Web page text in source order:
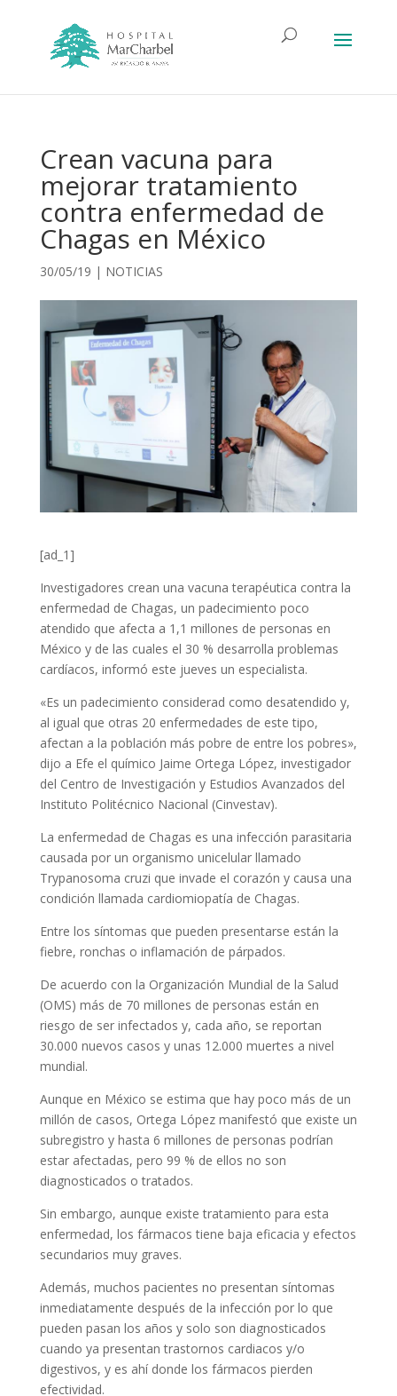
Crean vacuna para
mejorar tratamiento
contra enfermedad de
Chagas en México
30/05/19 | NOTICIAS
[ad_1]
Investigadores crean una vacuna terapéutica contra la
enfermedad de Chagas, un padecimiento poco
atendido que afecta a 1,1 millones de personas en
México y de las cuales el 30 % desarrolla problemas
cardíacos, informó este jueves un especialista.
«Es un padecimiento considerad como desatendido y,
al igual que otras 20 enfermedades de este tipo,
afectan a la población más pobre de entre los pobres»,
dijo a Efe el químico Jaime Ortega López, investigador
del Centro de Investigación y Estudios Avanzados del
Instituto Politécnico Nacional (Cinvestav).
La enfermedad de Chagas es una infección parasitaria
causada por un organismo unicelular llamado
Trypanosoma cruzi que invade el corazón y causa una
condición llamada cardiomiopatía de Chagas.
Entre los síntomas que pueden presentarse están la
fiebre, ronchas o inflamación de párpados.
De acuerdo con la Organización Mundial de la Salud
(OMS) más de 70 millones de personas están en
riesgo de ser infectados y, cada año, se reportan
30.000 nuevos casos y unas 12.000 muertes a nivel
mundial.
Aunque en México se estima que hay poco más de un
millón de casos, Ortega López manifestó que existe un
subregistro y hasta 6 millones de personas podrían
estar afectadas, pero 99 % de ellos no son
diagnosticados o tratados.
Sin embargo, aunque existe tratamiento para esta
enfermedad, los fármacos tiene baja eficacia y efectos
secundarios muy graves.
Además, muchos pacientes no presentan síntomas
inmediatamente después de la infección por lo que
pueden pasan los años y solo son diagnosticados
cuando ya presentan trastornos cardiacos y/o
digestivos, y es ahí donde los fármacos pierden
efectividad.